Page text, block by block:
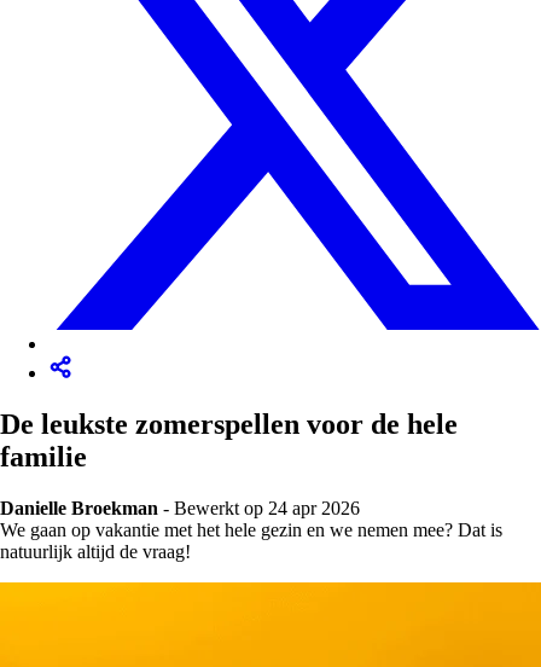
De leukste zomerspellen voor de hele
familie
Danielle Broekman - Bewerkt op 24 apr 2026
We gaan op vakantie met het hele gezin en we nemen mee? Dat is
natuurlijk altijd de vraag!